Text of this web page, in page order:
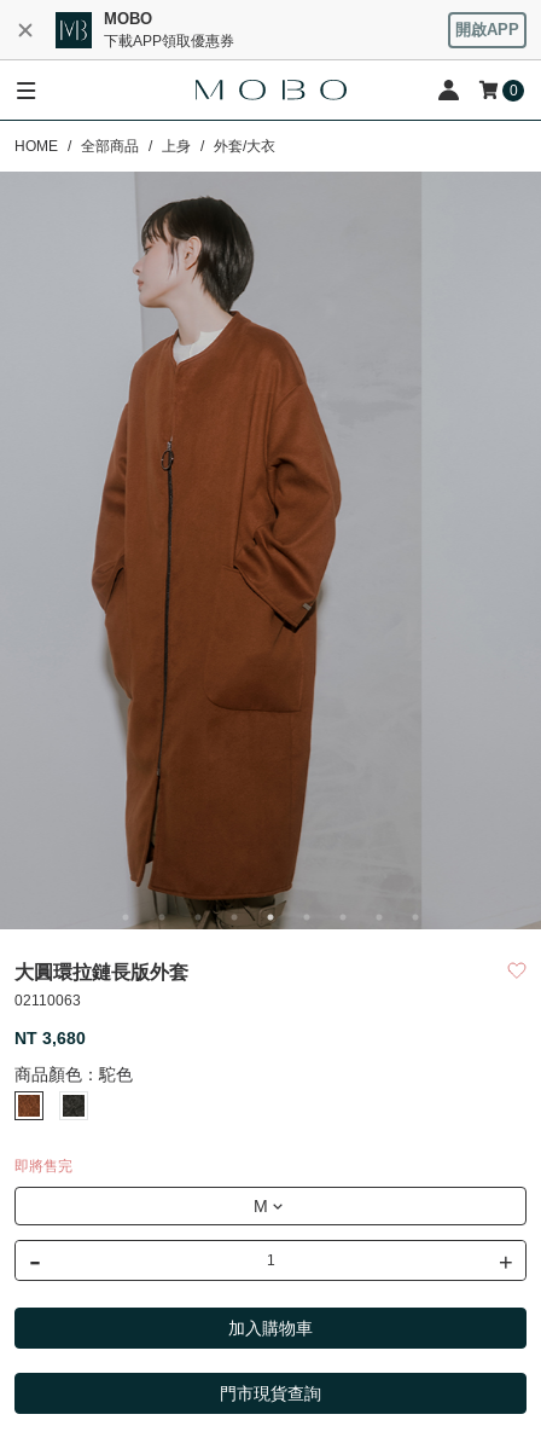
MOBO
下載APP領取優惠券
開啟APP
0
HOME 全部商品 上身 外套/大衣
大圓環拉鏈長版外套
02110063
NT 3,680
商品顏色： 駝色
即將售完
M
- +
加入購物車
門市現貨查詢